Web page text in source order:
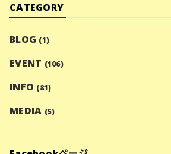
CATEGORY
BLOG (1)
EVENT (106)
INFO (81)
MEDIA (5)